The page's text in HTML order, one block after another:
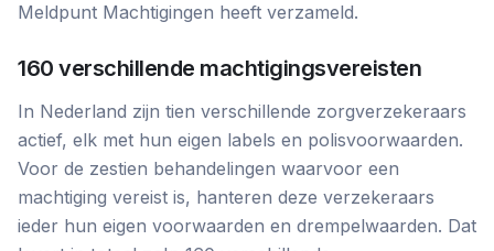
Meldpunt Machtigingen heeft verzameld.
160 verschillende machtigingsvereisten
In Nederland zijn tien verschillende zorgverzekeraars
actief, elk met hun eigen labels en polisvoorwaarden.
Voor de zestien behandelingen waarvoor een
machtiging vereist is, hanteren deze verzekeraars
ieder hun eigen voorwaarden en drempelwaarden. Dat